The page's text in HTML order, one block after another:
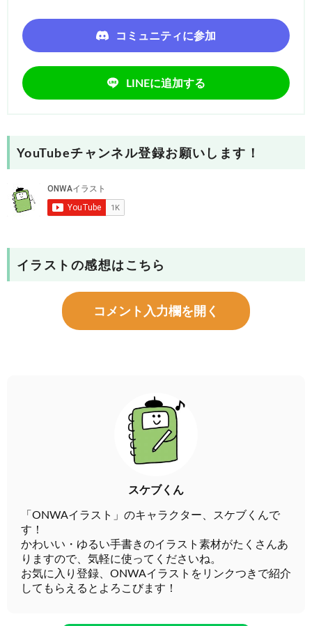
コミュニティに参加
LINEに追加する
YouTubeチャンネル登録お願いします！
イラストの感想はこちら
コメント入力欄を開く
スケブくん
「ONWAイラスト」のキャラクター、スケブくんで
す！
かわいい・ゆるい手書きのイラスト素材がたくさんあ
りますので、気軽に使ってくださいね。
お気に入り登録、ONWAイラストをリンクつきで紹介
してもらえるとよろこびます！